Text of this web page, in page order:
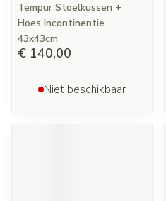
Tempur Stoelkussen +
Hoes Incontinentie
43x43cm
€ 140,00
Niet beschikbaar